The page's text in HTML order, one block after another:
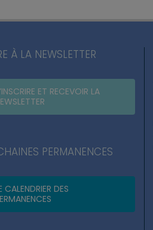
À LA NEWSLETTER
ET RECEVOIR LA
PERMANENCES
CALENDRIER DES